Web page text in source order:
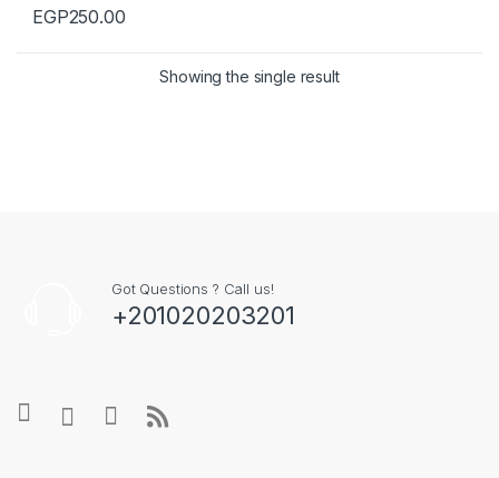
EGP250.00
Showing the single result
Got Questions ? Call us!
+201020203201